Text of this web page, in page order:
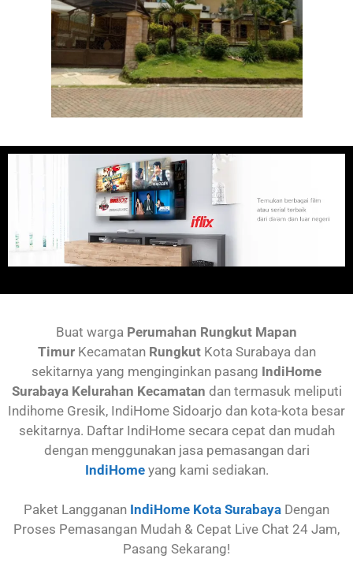
Buat warga Perumahan Rungkut Mapan
Timur Kecamatan Rungkut Kota Surabaya dan
sekitarnya yang menginginkan pasang IndiHome
Surabaya Kelurahan Kecamatan dan termasuk meliputi
Indihome Gresik, IndiHome Sidoarjo dan kota-kota besar
sekitarnya. Daftar IndiHome secara cepat dan mudah
dengan menggunakan jasa pemasangan dari
IndiHome yang kami sediakan.
Paket Langganan IndiHome Kota Surabaya Dengan
Proses Pemasangan Mudah & Cepat Live Chat 24 Jam,
Pasang Sekarang!